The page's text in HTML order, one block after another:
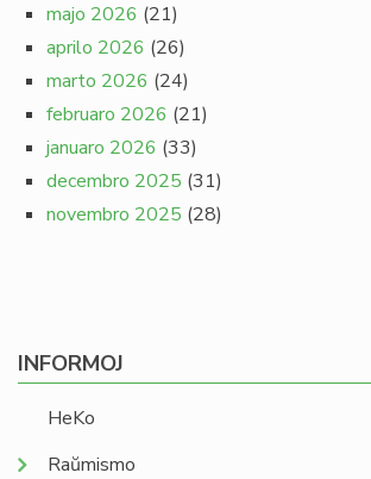
majo 2026 (21)
aprilo 2026 (26)
marto 2026 (24)
februaro 2026 (21)
januaro 2026 (33)
decembro 2025 (31)
novembro 2025 (28)
INFORMOJ
HeKo
Raŭmismo